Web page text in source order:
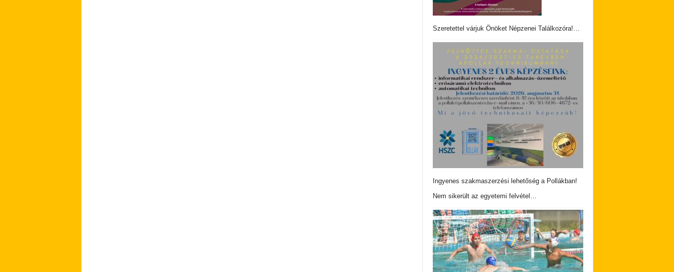
Szeretettel várjuk Önöket Népzenei Találkozóra!…
Ingyenes szakmaszerzési lehetőség a Pollákban!
Nem sikerült az egyetemi felvétel…